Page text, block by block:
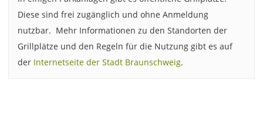
Diese sind frei zugänglich und ohne Anmeldung
nutzbar. Mehr Informationen zu den Standorten der
Grillplätze und den Regeln für die Nutzung gibt es auf
der Internetseite der Stadt Braunschweig.